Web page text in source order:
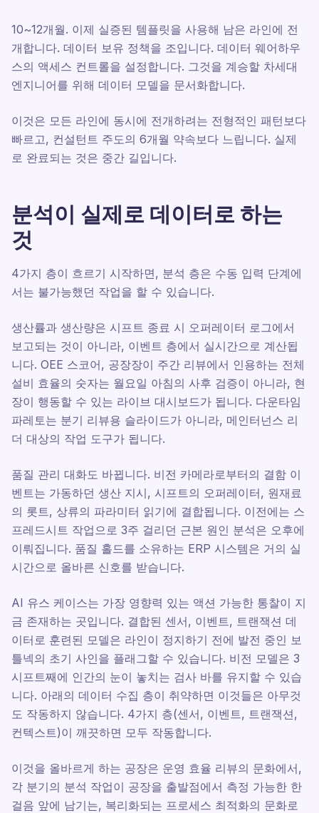
10~12개월. 이제 실증된 템플릿을 사용해 남은 라인에 전
개합니다. 데이터 보유 정책을 조입니다. 데이터 웨어하우
스의 액세스 컨트롤을 설정합니다. 그것을 계승할 차세대
엔지니어를 위해 데이터 모델을 문서화합니다.
이것은 모든 라인에 동시에 전개하려는 전형적인 패턴보다
빠르고, 컨설턴트 주도의 6개월 약속보다 느립니다. 실제
로 완료되는 것은 중간 길입니다.
분석이 실제로 데이터로 하는
것
4가지 층이 흐르기 시작하면, 분석 층은 수동 입력 단계에
서는 불가능했던 작업을 할 수 있습니다.
생산률과 생산량은 시프트 종료 시 오퍼레이터 로그에서
보고되는 것이 아니라, 이벤트 층에서 실시간으로 계산됩
니다. OEE 스코어, 공장장이 주간 리뷰에서 인용하는 전체
설비 효율의 숫자는 월요일 아침의 사후 검증이 아니라, 현
장이 행동할 수 있는 라이브 대시보드가 됩니다. 다운타임
파레토는 분기 리뷰용 슬라이드가 아니라, 메인터넌스 리
더 대상의 작업 도구가 됩니다.
품질 관리 대화도 바뀝니다. 비전 카메라로부터의 결함 이
벤트는 가동하던 생산 지시, 시프트의 오퍼레이터, 원재료
의 롯트, 상류의 파라미터 읽기에 결합됩니다. 이전에는 스
프레드시트 작업으로 3주 걸리던 근본 원인 분석은 오후에
이뤄집니다. 품질 홀드를 소유하는 ERP 시스템은 거의 실
시간으로 올바른 신호를 받습니다.
AI 유스 케이스는 가장 영향력 있는 액션 가능한 통찰이 지
금 존재하는 곳입니다. 결합된 센서, 이벤트, 트랜잭션 데
이터로 훈련된 모델은 라인이 정지하기 전에 발전 중인 보
틀넥의 초기 사인을 플래그할 수 있습니다. 비전 모델은 3
시프트째에 인간의 눈이 놓치는 검사 바를 유지할 수 있습
니다. 아래의 데이터 수집 층이 취약하면 이것들은 아무것
도 작동하지 않습니다. 4가지 층(센서, 이벤트, 트랜잭션,
컨텍스트)이 깨끗하면 모두 작동합니다.
이것을 올바르게 하는 공장은 운영 효율 리뷰의 문화에서,
각 분기의 분석 작업이 공장을 출발점에서 측정 가능한 한
걸음 앞에 남기는, 복리화되는 프로세스 최적화의 문화로